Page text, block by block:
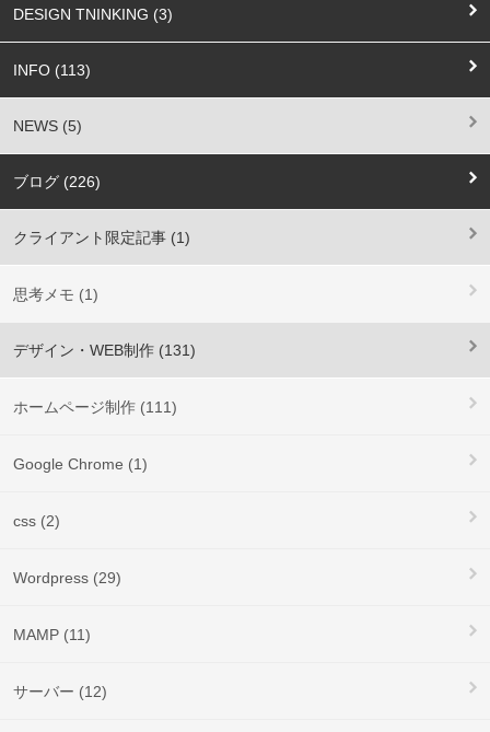
DESIGN TNINKING (3)
INFO (113)
NEWS (5)
ブログ (226)
クライアント限定記事 (1)
思考メモ (1)
デザイン・WEB制作 (131)
ホームページ制作 (111)
Google Chrome (1)
css (2)
Wordpress (29)
MAMP (11)
サーバー (12)